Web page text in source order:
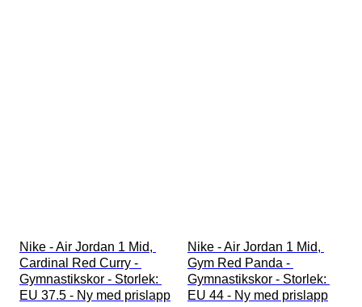
Nike - Air Jordan 1 Mid,
Cardinal Red Curry -
Gymnastikskor - Storlek:
EU 37.5 - Ny med prislapp
Nike - Air Jordan 1 Mid,
Gym Red Panda -
Gymnastikskor - Storlek:
EU 44 - Ny med prislapp